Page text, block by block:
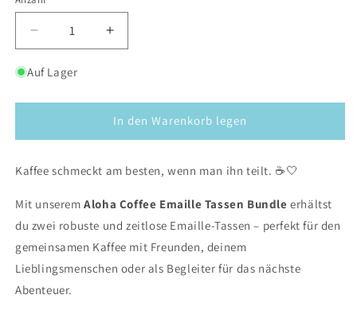
Verringere
die
Menge
2
Emaille
Erhöhe
die
2
x
Emaille
Auf Lager
In den Warenkorb legen
Kaffee schmeckt am besten, wenn man ihn teilt. ☕🤍
Mit unseremAloha Coffee Emaille Tassen Bundle erhältst
du zwei robuste und zeitlose Emaille-Tassen – perfekt für den
gemeinsamen Kaffee mit Freunden, deinem
Lieblingsmenschen oder als Begleiter für das nächste
Abenteuer.